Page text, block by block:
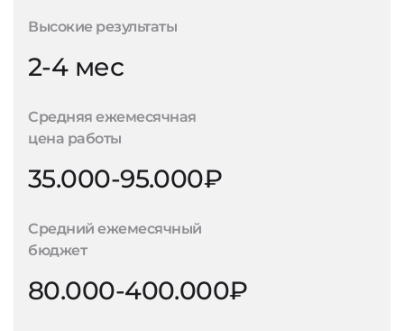
Высокие результаты
2-4 мес
Средняя ежемесячная
цена работы
35.000-95.000₽
Средний ежемесячный
бюджет
80.000-400.000₽